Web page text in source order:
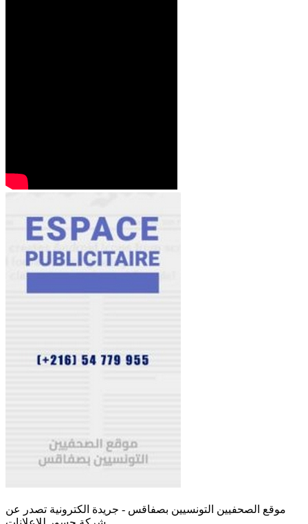
موقع الصحفيين التونسيين بصفاقس - جريدة الكترونية تصدر عن